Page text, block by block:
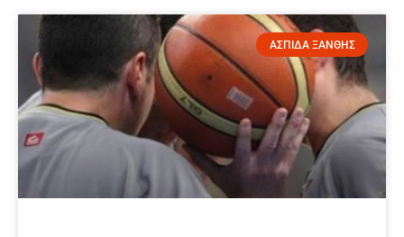
ΑΣΠΙΔΑ ΞΑΝΘΗΣ